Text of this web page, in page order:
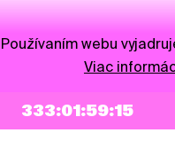
333:01:59:15
Používaním webu
Viac